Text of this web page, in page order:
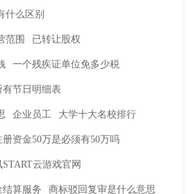
什么区别
范围 已转让股权
一个残疾证单位免多少税
有节日明细表
企业员工 大学十大名校排行
册资金50万是必须有50万吗
START云游戏官网
结算服务 商标驳回复审是什么意思